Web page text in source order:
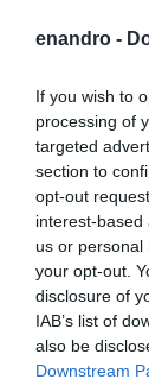
enandro -
If you wish to
processing of
targeted
section to
opt-out
interest-based
us or
your opt-out.
disclosure of
IAB’s list of
also be
Downstream
Η νεολαία
ΡΑΦΗΝΑ –
ΡΑΦΗΝΑ
ΚΑΠΕΤΑΝ
Απαράδεκτη
αναχώρηση